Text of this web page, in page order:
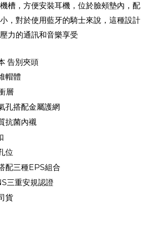
槽，方便安裝耳機，位於臉頰墊內，配
，對於使用藍牙的騎士來說，這種設計
力的通訊和音樂享受
告別夾頭
帽體
層
孔搭配金屬護網
抗菌內襯
位
配三種EPS組合
三重安規認證
貨